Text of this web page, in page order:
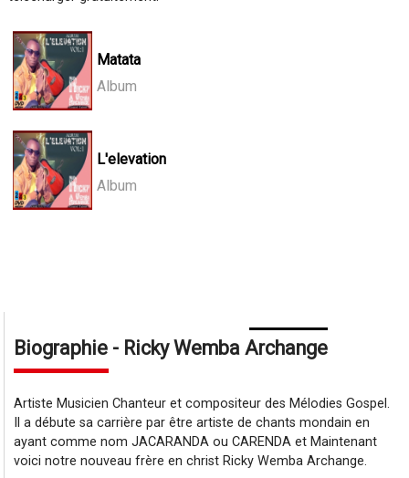
Matata
Album
L'elevation
Album
Biographie - Ricky Wemba Archange
Artiste Musicien Chanteur et compositeur des Mélodies Gospel.
Il a débute sa carrière par être artiste de chants mondain en
ayant comme nom JACARANDA ou CARENDA et Maintenant
voici notre nouveau frère en christ Ricky Wemba Archange.